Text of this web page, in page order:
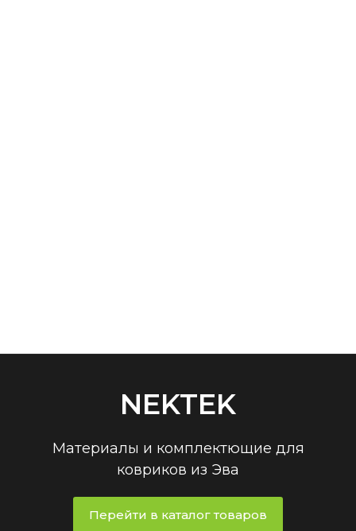
NEKTEK
Материалы и комплектющие для
ковриков из Эва
Перейти в каталог товаров